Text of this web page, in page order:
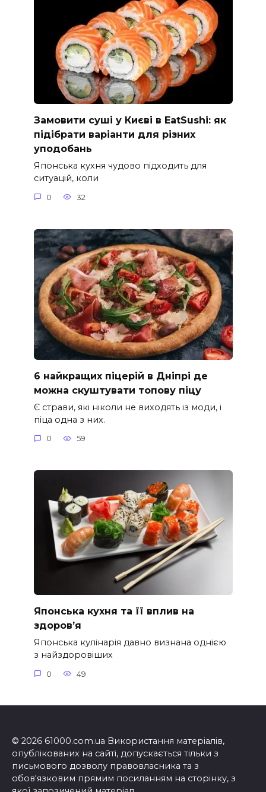
Замовити суші у Києві в EatSushi: як
підібрати варіанти для різних
уподобань
Японська кухня чудово підходить для
ситуацій, коли
0 32
6 найкращих піцерій в Дніпрі де
можна скуштувати топову піцу
Є страви, які ніколи не виходять із моди, і
піца одна з них.
0 59
Японська кухня та її вплив на
здоров’я
Японська кулінарія давно визнана однією
з найздоровіших
0 49
© 2026 61000.com.ua Використання матеріалів,
опублікованих на сайті, допускається тільки з
письмового дозволу правовласника та з
обов'язковим прямим посиланням на сторінку, з